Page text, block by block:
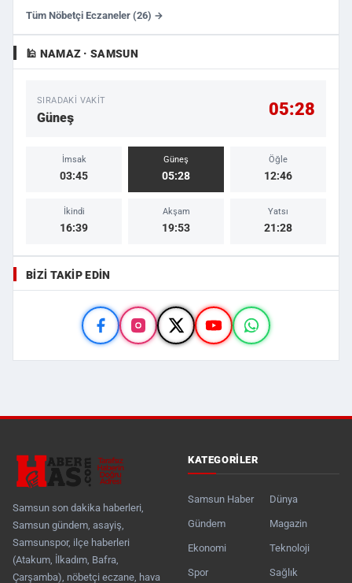
Tüm Nöbetçi Eczaneler (26) →
🕌 NAMAZ · SAMSUN
SIRADAKI VAKIT
Güneş 05:28
İmsak
03:45
Güneş
05:28
Öğle
12:46
İkindi
16:39
Akşam
19:53
Yatsı
21:28
BIZI TAKIP EDIN
Samsun son dakika haberleri,
Samsun gündem, asayiş,
Samsunspor, ilçe haberleri
(Atakum, İlkadım, Bafra,
Çarşamba), nöbetçi eczane, hava
KATEGORILER
Samsun Haber
Gündem
Ekonomi
Spor
Dünya
Magazin
Teknoloji
Sağlık